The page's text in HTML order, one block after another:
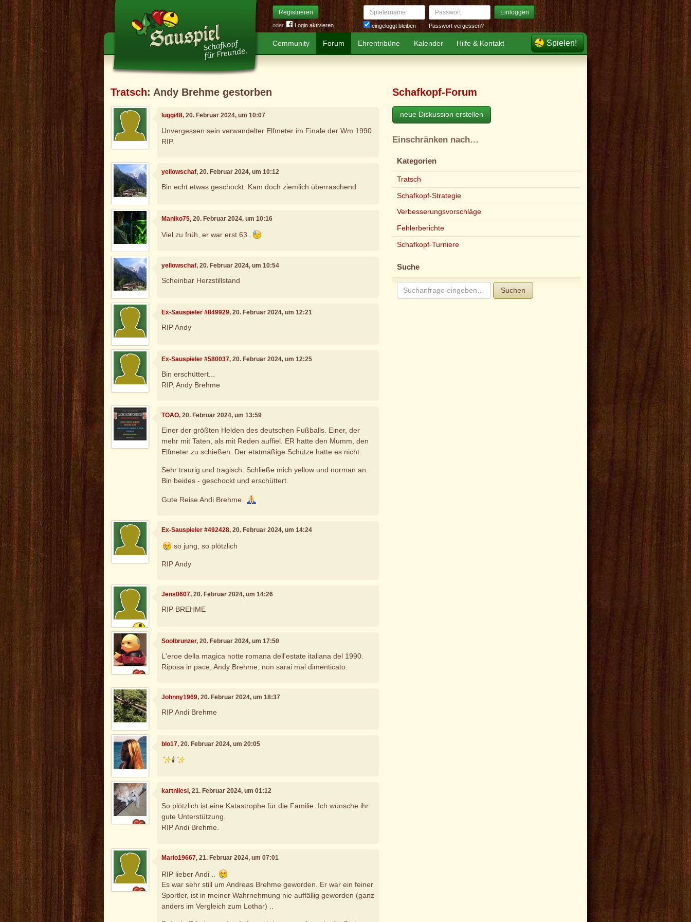
Registrieren
oder Login aktivieren
Spielername
eingeloggt bleiben
Passwort Einloggen
Passwort vergessen?
Community Forum Ehrentribüne Kalender Hilfe & Kontakt Spielen!
Tratsch: Andy Brehme gestorben
luggi48, 20. Februar 2024, um 10:07
Unvergessen sein verwandelter Elfmeter im Finale der Wm 1990.
RIP.
yellowschaf, 20. Februar 2024, um 10:12
Bin echt etwas geschockt. Kam doch ziemlich überraschend
Maniko75, 20. Februar 2024, um 10:16
Viel zu früh, er war erst 63.
yellowschaf, 20. Februar 2024, um 10:54
Scheinbar Herzstillstand
Ex-Sauspieler #849929, 20. Februar 2024, um 12:21
RIP Andy
Ex-Sauspieler #580037, 20. Februar 2024, um 12:25
Bin erschüttert...
RIP, Andy Brehme
TOAO, 20. Februar 2024, um 13:59
Einer der größten Helden des deutschen Fußballs. Einer, der
mehr mit Taten, als mit Reden auffiel. ER hatte den Mumm, den
Elfmeter zu schießen. Der etatmäßige Schütze hatte es nicht.
Sehr traurig und tragisch. Schließe mich yellow und norman an.
Bin beides - geschockt und erschüttert.
Gute Reise Andi Brehme.
Ex-Sauspieler #492428, 20. Februar 2024, um 14:24
so jung, so plötzlich
RIP Andy
Jens0607, 20. Februar 2024, um 14:26
RIP BREHME
Soolbrunzer, 20. Februar 2024, um 17:50
L'eroe della magica notte romana dell'estate italiana del 1990.
Riposa in pace, Andy Brehme, non sarai mai dimenticato.
Johnny1969, 20. Februar 2024, um 18:37
RIP Andi Brehme
blo17, 20. Februar 2024, um 20:05
🕯️
kartnliesl, 21. Februar 2024, um 01:12
So plötzlich ist eine Katastrophe für die Familie. Ich wünsche ihr
gute Unterstützung.
RIP Andi Brehme.
Mario19667, 21. Februar 2024, um 07:01
RIP lieber Andi ..
Es war sehr still um Andreas Brehme geworden. Er war ein feiner
Sportler, ist in meiner Wahrnehmung nie auffällig geworden (ganz
anders im Vergleich zum Lothar) ..
Schafkopf-Forum
neue Diskussion erstellen
Einschränken nach…
Kategorien
Tratsch
Schafkopf-Strategie
Verbesserungsvorschläge
Fehlerberichte
Schafkopf-Turniere
Suche
Suchen